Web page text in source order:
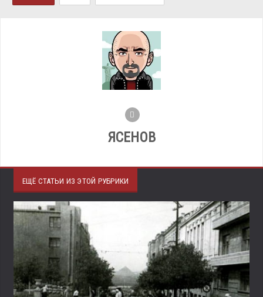
ЯСЕНОВ
ЕЩЁ СТАТЬИ ИЗ ЭТОЙ РУБРИКИ